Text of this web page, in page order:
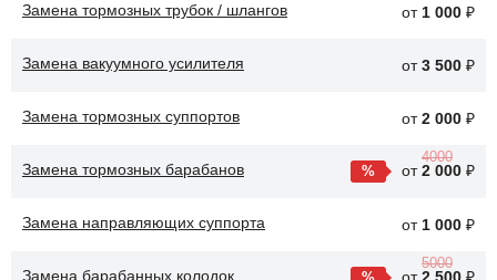
будет обеспечивать более надежное торможение, что повысит
Замена тормозных трубок / шлангов от 1 000 ₽
Замена вакуумного усилителя от3 500 ₽
Замена тормозных суппортов от2 000 ₽
Замена тормозных барабанов от
4000
2 000 ₽
Замена направляющих суппорта от 1 000 ₽
Замена барабанных колодок
5000